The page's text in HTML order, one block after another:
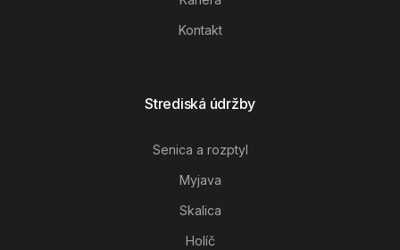
Kontakt
Strediská údržby
Senica a rozptyl
Myjava
Skalica
Holíč